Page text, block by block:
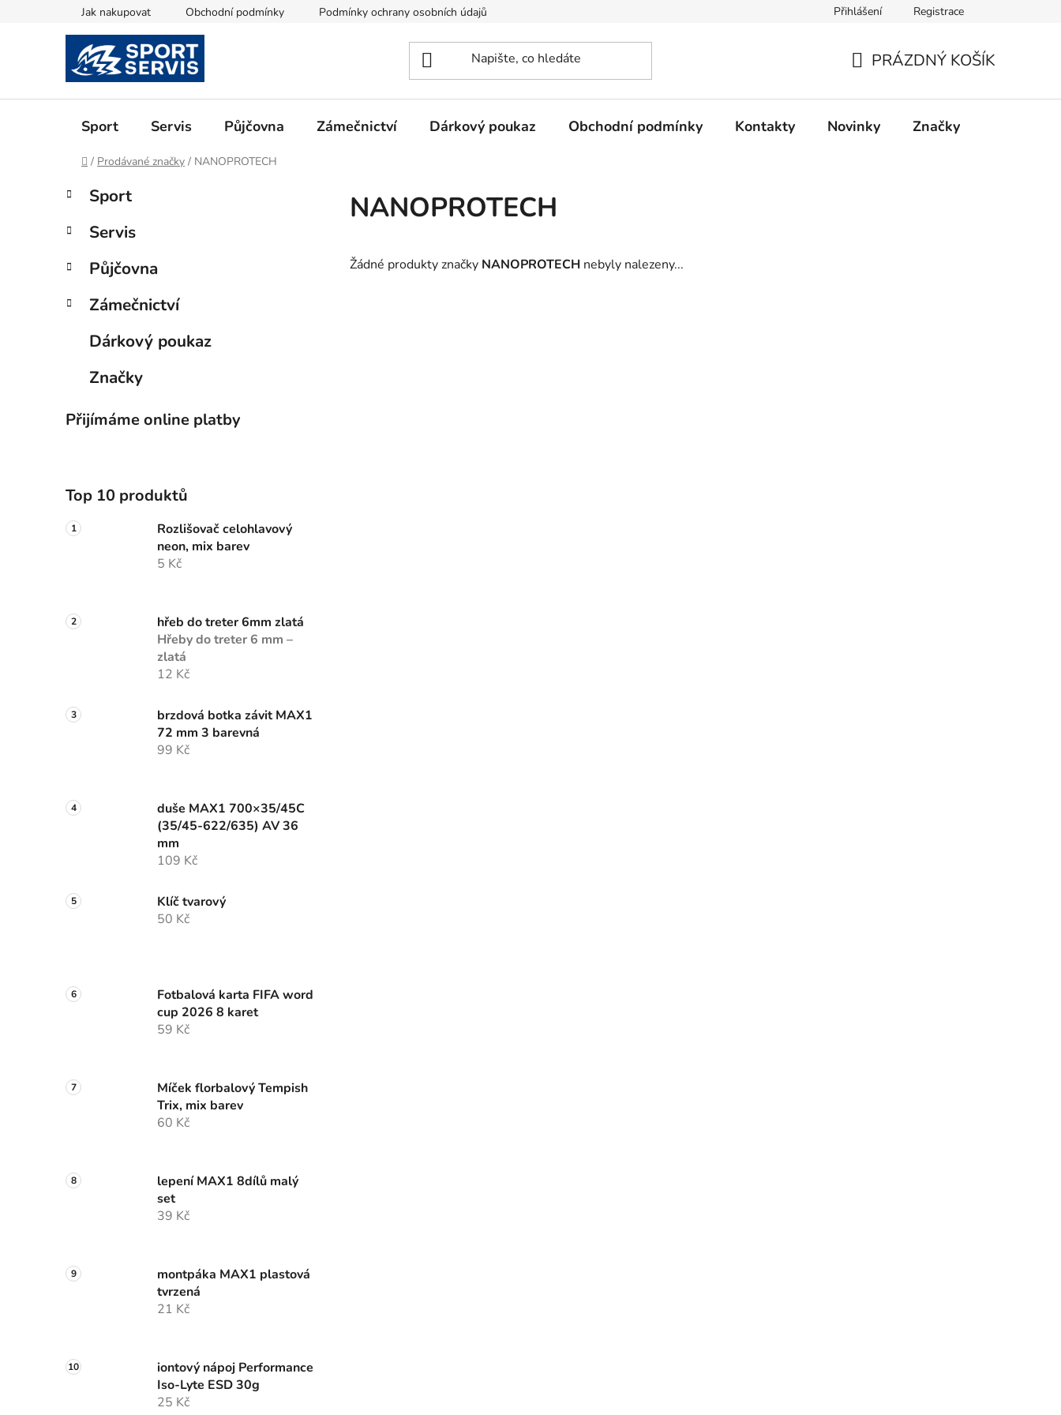
Jak nakupovat Obchodní podmínky Podmínky ochrany osobních údajů Přihlášení Registrace
KOŠÍK
PRÁZDNÝ KOŠÍK
Sport Servis Půjčovna Zámečnictví Dárkový poukaz Obchodní podmínky Kontakty Novinky Značky
Domů
/ Prodávané značky / NANOPROTECH
P
s
r
n
n
e
Přeskočit
kategorie
K
a
e
o
i
Sport
Servis
Půjčovna
Zámečnictví
Dárkový poukaz
Značky
Přijímáme online platby
Top 10 produktů
Rozlišovač celohlavový
neon, mix barev
5 Kč
hřeb do treter 6mm zlatá
Hřeby do treter 6 mm –
zlatá
12 Kč
brzdová botka závit MAX1
72 mm 3 barevná
99 Kč
duše MAX1 700×35/45C
(35/45-622/635) AV 36
mm
109 Kč
Klíč tvarový
50 Kč
Fotbalová karta FIFA word
cup 2026 8 karet
59 Kč
Míček florbalový Tempish
Trix, mix barev
60 Kč
lepení MAX1 8dílů malý
set
39 Kč
montpáka MAX1 plastová
tvrzená
21 Kč
iontový nápoj Performance
Iso-Lyte ESD 30g
25 Kč
NANOPROTECH
Žádné produkty značky NANOPROTECH nebyly nalezeny...